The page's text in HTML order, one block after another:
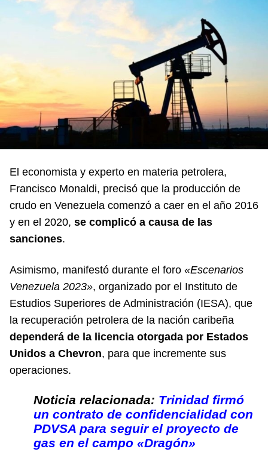
El economista y experto en materia petrolera,
Francisco Monaldi, precisó que la producción de
crudo en Venezuela comenzó a caer en el año 2016
y en el 2020, se complicó a causa de las
sanciones.
Asimismo, manifestó durante el foro «Escenarios
Venezuela 2023», organizado por el Instituto de
Estudios Superiores de Administración (IESA), que
la recuperación petrolera de la nación caribeña
dependerá de la licencia otorgada por Estados
Unidos a Chevron, para que incremente sus
operaciones.
Noticia relacionada: Trinidad firmó
un contrato de confidencialidad con
PDVSA para seguir el proyecto de
gas en el campo «Dragón»